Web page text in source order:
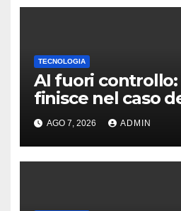
TECNOLOGIA
AI fuori
finisce nel caso
in fuga
AGO 7, 2026 ADMIN